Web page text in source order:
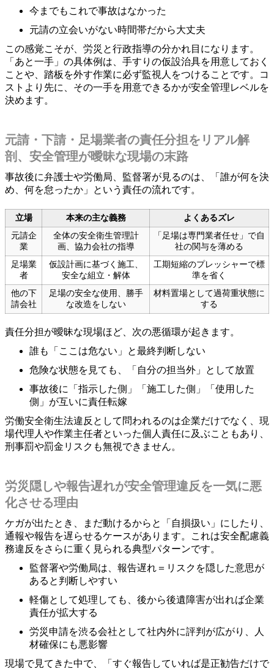
今までもこれで事故はなかった
元請の立会いがない時間帯だから大丈夫
この感覚こそが、労災と行政指導の分かれ目になります。
「あと一手」の具体例は、手すりの仮設治具を用意しておく
ことや、踏板を外す作業に必ず監視人をつけることです。コ
ストより先に、その一手を用意できるかが安全管理レベルを
決めます。
元請・下請・足場業者の責任分担をリアル解
剖、安全管理が曖昧な現場の末路
事故後に弁護士や労働局、監督署が見るのは、「誰が何を決
め、何を怠ったか」という責任の流れです。
立場 本来の主な義務
よくあるズレ
元請企
業
全体の安全衛生管理計
画、協力会社の指導
「足場は専門業者任せ」で自
社の関与を薄める
足場業
者
仮設計画に基づく施工、
安全な組立・解体
工期短縮のプレッシャーで標
準を省く
他の下
請会社
足場の安全な使用、勝手
な改造をしない
材料置場として過荷重状態に
する
責任分担が曖昧な現場ほど、次の悪循環が起きます。
誰も「ここは危ない」と最終判断しない
危険な状態を見ても、「自分の担当外」として放置
事故後に「指示した側」「施工した側」「使用した
側」が互いに責任転嫁
労働安全衛生法違反として問われるのは企業だけでなく、現
場代理人や作業主任者といった個人責任に及ぶこともあり、
刑事罰や罰金リスクも無視できません。
労災隠しや報告遅れが安全管理違反を一気に悪
化させる理由
ケガが出たとき、まだ動けるからと「自損扱い」にしたり、
通報や報告を遅らせるケースがあります。これは安全配慮義
務違反をさらに重く見られる典型パターンです。
監督署や労働局は、報告遅れ＝リスクを隠した意思が
あると判断しやすい
軽傷として処理しても、後から後遺障害が出れば企業
責任が拡大する
労災申請を渋る会社として社内外に評判が広がり、人
材確保にも悪影響
現場で見てきた中で、「すぐ報告していれば是正勧告だけで